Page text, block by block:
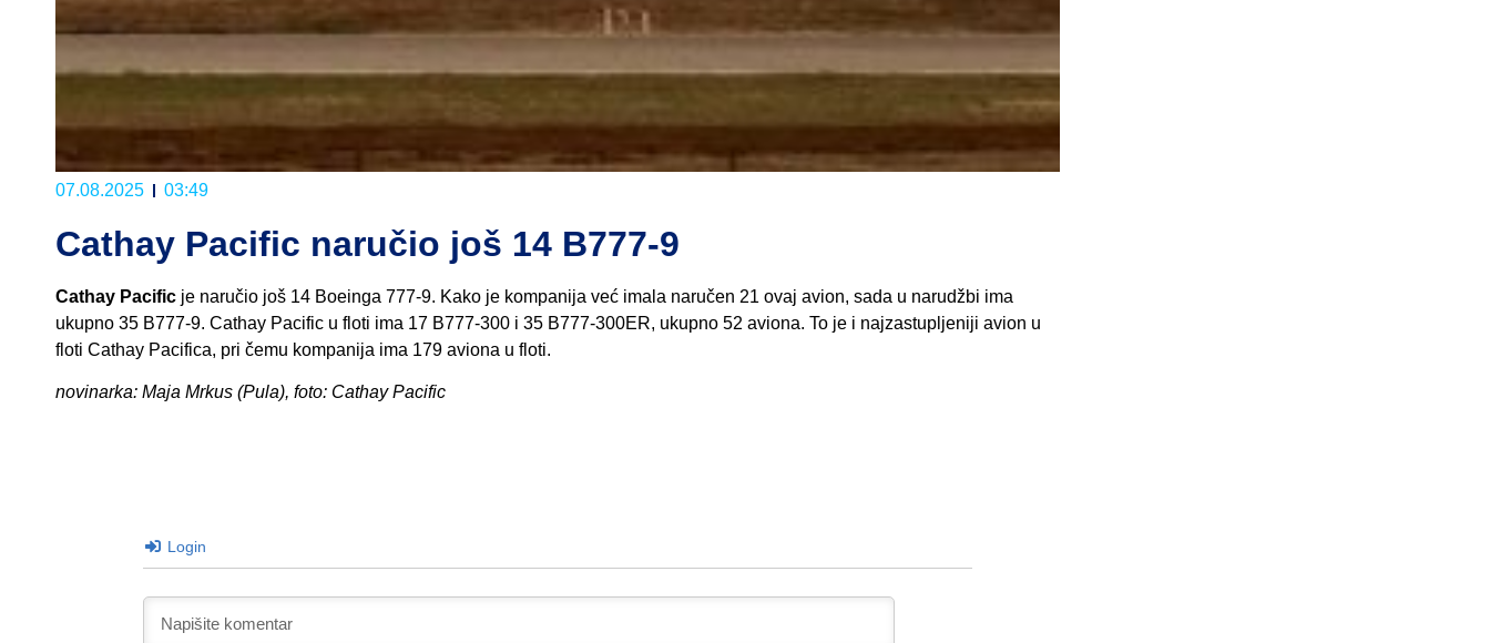
07.08.2025 03:49
Cathay Pacific naručio još 14 B777-9
Cathay Pacific je naručio još 14 Boeinga 777-9. Kako je kompanija već imala naručen 21 ovaj avion, sada u narudžbi ima
ukupno 35 B777-9. Cathay Pacific u floti ima 17 B777-300 i 35 B777-300ER, ukupno 52 aviona. To je i najzastupljeniji avion u
floti Cathay Pacifica, pri čemu kompanija ima 179 aviona u floti.
novinarka: Maja Mrkus (Pula), foto: Cathay Pacific
Login